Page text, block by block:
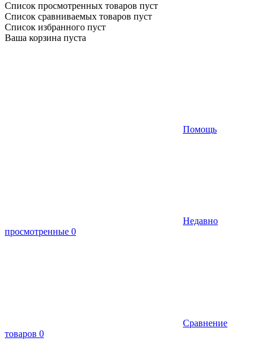
Список просмотренных товаров пуст
Список сравниваемых товаров пуст
Список избранного пуст
Ваша корзина пуста
Помощь
Недавно
просмотренные 0
Сравнение
товаров 0